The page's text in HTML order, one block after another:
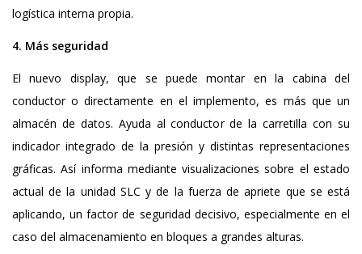
logística interna propia.
4. Más seguridad
El nuevo display, que se puede montar en la cabina del
conductor o directamente en el implemento, es más que un
almacén de datos. Ayuda al conductor de la carretilla con su
indicador integrado de la presión y distintas representaciones
gráficas. Así informa mediante visualizaciones sobre el estado
actual de la unidad SLC y de la fuerza de apriete que se está
aplicando, un factor de seguridad decisivo, especialmente en el
caso del almacenamiento en bloques a grandes alturas.